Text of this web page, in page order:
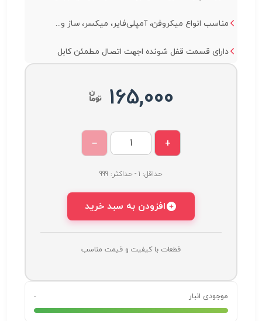
مناسب انواع میکروفن، آمپلی‌فایر، میکسر، ساز و...
دارای قسمت قفل شونده اجهت اتصال مطمئن کابل
165,000
+
−
حداقل: 1 - حداکثر: 999
افزودن به سبد خرید
قطعات با کیفیت و قیمت مناسب
موجودی انبار -